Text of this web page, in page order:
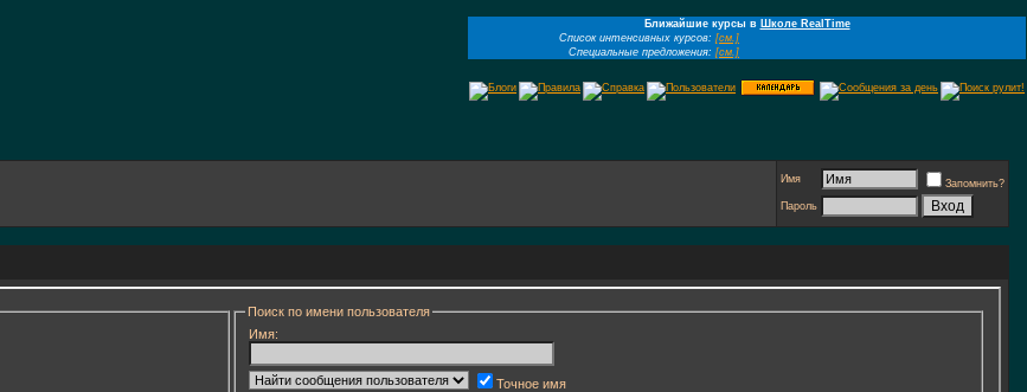
Ближайшие курсы в Школе RealTime
Список интенсивных курсов: [см.]
Специальные предложения: [см.]
Имя
Запомнить?
Пароль
Поиск по имени пользователя
Имя:
Точное имя